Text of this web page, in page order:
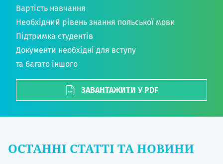
Вартість навчання
Необхідний рівень знання польської мови
Підтримка студентів
Документи необхідні для вступу
та багато іншого
ЗАВАНТАЖИТИ У PDF
ОСТАННІ СТАТТІ ТА НОВИНИ